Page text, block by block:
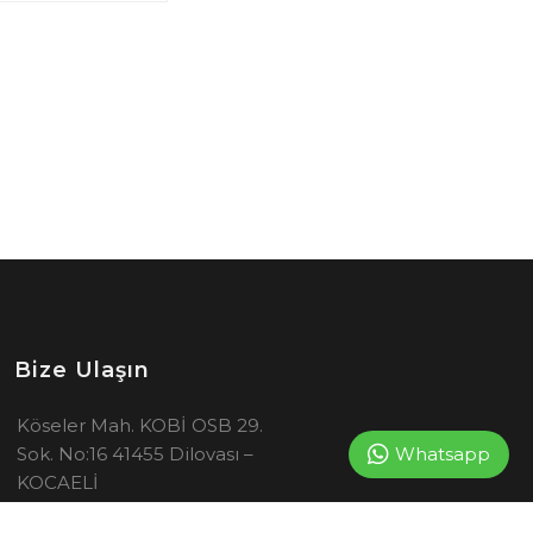
Bize Ulaşın
Köseler Mah. KOBİ OSB 29.
Sok. No:16 41455 Dilovası –
KOCAELİ
Whatsapp